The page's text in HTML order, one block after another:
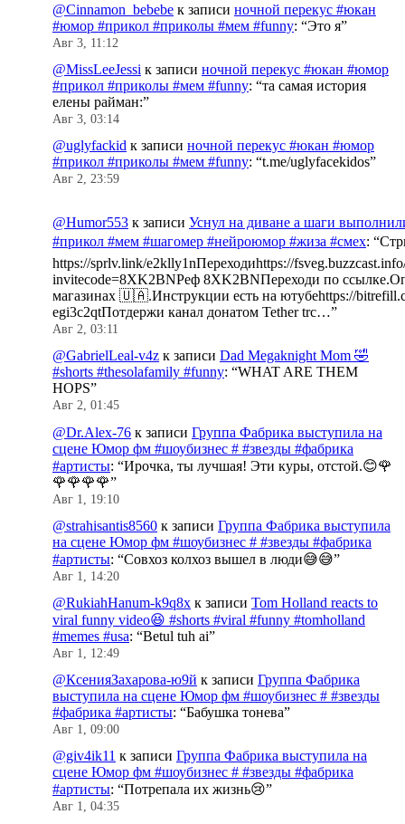
@Cinnamon_bebebe к записи ночной перекус #юкан
#юмор #прикол #приколы #мем #funny: “Это я”
Авг 3, 11:12
@MissLeeJessi к записи ночной перекус #юкан #юмор
#прикол #приколы #мем #funny: “та самая история
елены райман:”
Авг 3, 03:14
@uglyfackid к записи ночной перекус #юкан #юмор
#прикол #приколы #мем #funny: “t.me/uglyfacekidos”
Авг 2, 23:59
@Humor553 к записи Уснул на диване а шаги
#прикол #мем #шагомер #нейроюмор #жиза #смех: “
https://sprlv.link/e2klly1nПереходиhttps://
invitecode=8XK2BNРеф 8XK2BNПереходи по
магазинах 🇺🇦.Инструкции есть на ютубеhttps://
egi3c2qtПотдержи канал донатом Tether trc…”
Авг 2, 03:11
@GabrielLeal-v4z к записи Dad Megaknight Mom 🤣
#shorts #thesolafamily #funny: “WHAT ARE THEM
HOPS”
Авг 2, 01:45
@Dr.Alex-76 к записи Группа Фабрика выступила на
сцене Юмор фм #шоубизнес # #звезды #фабрика
#артисты: “Ирочка, ты лучшая! Эти куры, отстой.😊🌹
🌹🌹🌹🌹”
Авг 1, 19:10
@strahisantis8560 к записи Группа Фабрика выступила
на сцене Юмор фм #шоубизнес # #звезды #фабрика
#артисты: “Совхоз колхоз вышел в люди😅😅”
Авг 1, 14:20
@RukiahHanum-k9q8x к записи Tom Holland reacts to
viral funny video😆 #shorts #viral #funny #tomholland
#memes #usa: “Betul tuh ai”
Авг 1, 12:49
@КсенияЗахарова-ю9й к записи Группа Фабрика
выступила на сцене Юмор фм #шоубизнес # #звезды
#фабрика #артисты: “Бабушка тонева”
Авг 1, 09:00
@giv4ik11 к записи Группа Фабрика выступила на
сцене Юмор фм #шоубизнес # #звезды #фабрика
#артисты: “Потрепала их жизнь😢”
Авг 1, 04:35